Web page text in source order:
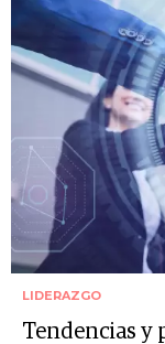
LIDERAZGO
Tendencias y